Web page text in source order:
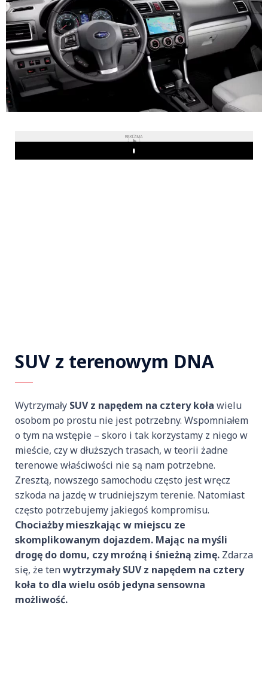
REKLAMA
Play
SUV z terenowym DNA
Wytrzymały SUV z napędem na cztery koła wielu
osobom po prostu nie jest potrzebny. Wspomniałem
o tym na wstępie – skoro i tak korzystamy z niego w
mieście, czy w dłuższych trasach, w teorii żadne
terenowe właściwości nie są nam potrzebne.
Zresztą, nowszego samochodu często jest wręcz
szkoda na jazdę w trudniejszym terenie. Natomiast
często potrzebujemy jakiegoś kompromisu.
Chociażby mieszkając w miejscu ze
skomplikowanym dojazdem. Mając na myśli
drogę do domu, czy mroźną i śnieżną zimę. Zdarza
się, że tenwytrzymały SUV z napędem na cztery
koła to dla wielu osób jedyna sensowna
możliwość.